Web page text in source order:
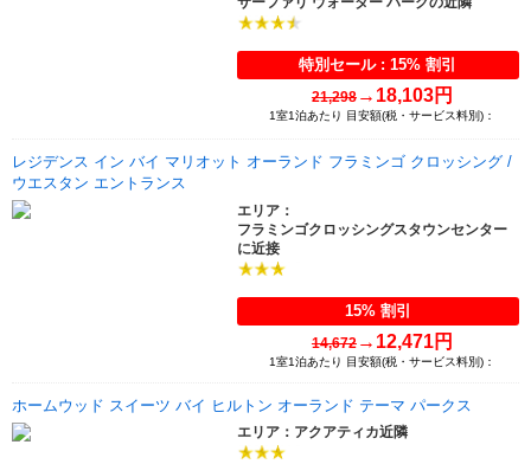
特別セール : 15% 割引
21,298→ 18,103円
1室1泊あたり 目安額(税・サービス料別)：
レジデンス イン バイ マリオット オーランド フラミンゴ クロッシング /
ウエスタン エントランス
エリア：
フラミンゴクロッシングスタウンセンター
に近接
15% 割引
14,672→ 12,471円
1室1泊あたり 目安額(税・サービス料別)：
ホームウッド スイーツ バイ ヒルトン オーランド テーマ パークス
エリア： アクアティカ近隣